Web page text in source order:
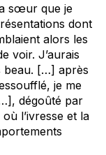
sœur que je
dont
alors les
voir. J’aurais
beau. […] après
je me
dégoûté par
l’ivresse et la